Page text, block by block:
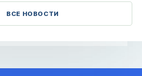
ВСЕ НОВОСТИ